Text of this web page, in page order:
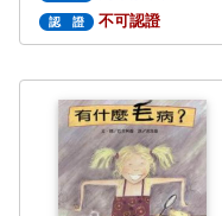
認 證 不可認證